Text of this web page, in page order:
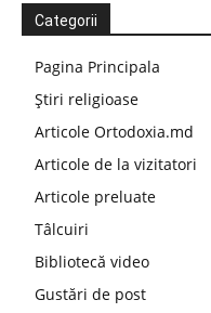
Categorii
Pagina Principala
Știri religioase
Articole Ortodoxia.md
Articole de la vizitatori
Articole preluate
Tâlcuiri
Bibliotecă video
Gustări de post